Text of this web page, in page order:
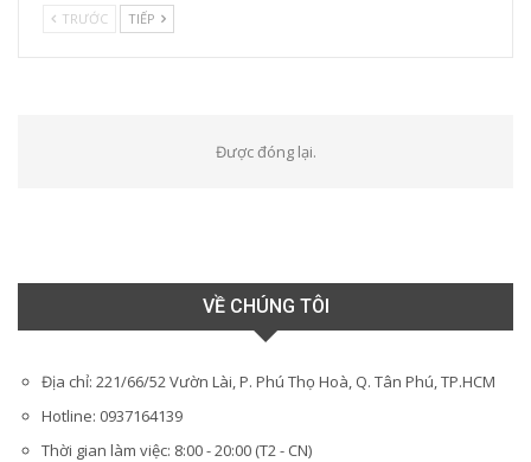
TRƯỚC TIẾP
Được đóng lại.
VỀ CHÚNG TÔI
Địa chỉ: 221/66/52 Vườn Lài, P. Phú Thọ Hoà, Q. Tân Phú, TP.HCM
Hotline: 0937164139
Thời gian làm việc: 8:00 - 20:00 (T2 - CN)